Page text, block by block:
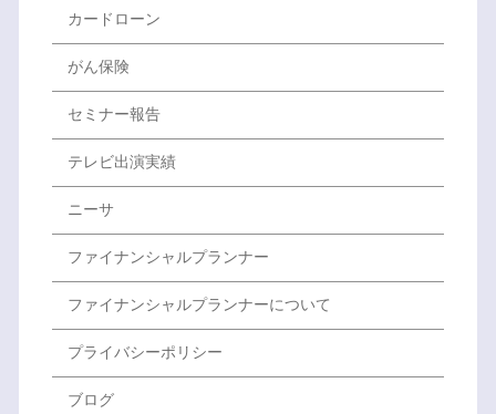
カードローン
がん保険
セミナー報告
テレビ出演実績
ニーサ
ファイナンシャルプランナー
ファイナンシャルプランナーについて
プライバシーポリシー
ブログ